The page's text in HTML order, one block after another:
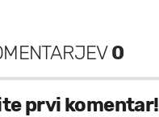
0
prvi komentar!